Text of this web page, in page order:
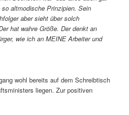
altmodische Prinzipien. Sein
aber sieht über solch
hat wahre Größe. Der denkt an
wie ich an MEINE Arbeiter und
wohl bereits auf dem Schreibtisch
liegen. Zur positiven